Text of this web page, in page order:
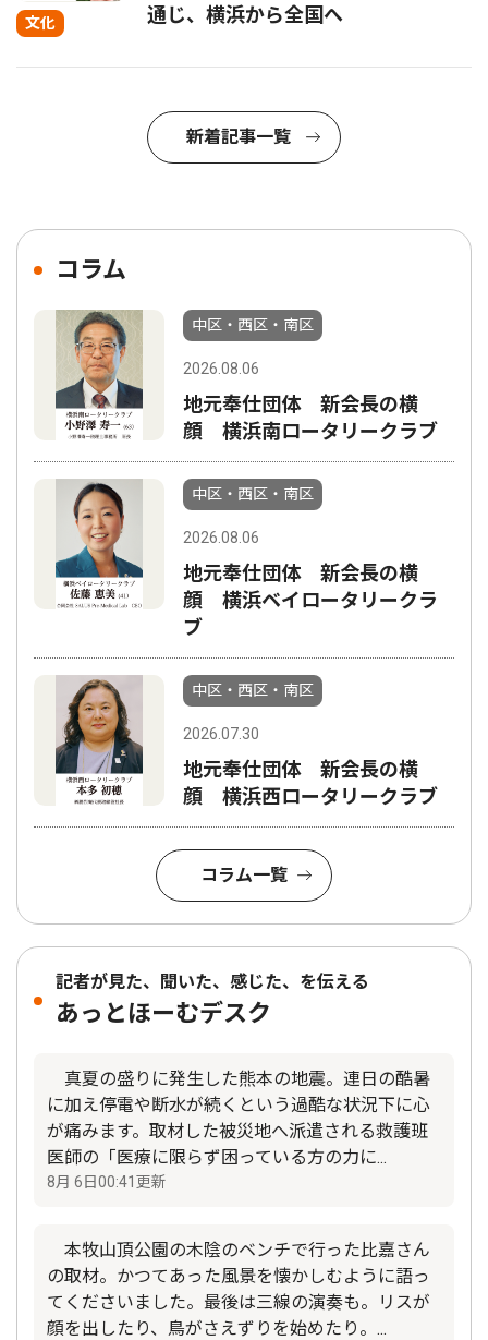
文化
通じ、横浜から全国へ
新着記事一覧
コラム
中区・西区・南区
2026.08.06
地元奉仕団体 新会長の横
顔 横浜南ロータリークラブ
中区・西区・南区
2026.08.06
地元奉仕団体 新会長の横
顔 横浜ベイロータリークラ
ブ
中区・西区・南区
2026.07.30
地元奉仕団体 新会長の横
顔 横浜西ロータリークラブ
コラム一覧
記者が見た、聞いた、感じた、を伝える
あっとほーむデスク
真夏の盛りに発生した熊本の地震。連日の酷暑
に加え停電や断水が続くという過酷な状況下に心
が痛みます。取材した被災地へ派遣される救護班
医師の「医療に限らず困っている方の力に...
8月 6日00:41更新
本牧山頂公園の木陰のベンチで行った比嘉さん
の取材。かつてあった風景を懐かしむように語っ
てくださいました。最後は三線の演奏も。リスが
顔を出したり、鳥がさえずりを始めたり。...